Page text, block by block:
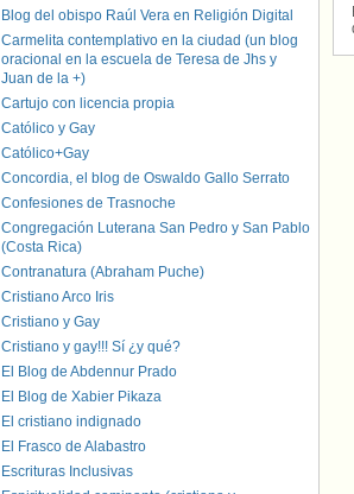
Blog del obispo Raúl Vera en Religión Digital
Carmelita contemplativo en la ciudad (un blog
oracional en la escuela de Teresa de Jhs y
Juan de la +)
Cartujo con licencia propia
Católico y Gay
Católico+Gay
Concordia, el blog de Oswaldo Gallo Serrato
Confesiones de Trasnoche
Congregación Luterana San Pedro y San Pablo
(Costa Rica)
Contranatura (Abraham Puche)
Cristiano Arco Iris
Cristiano y Gay
Cristiano y gay!!! Sí ¿y qué?
El Blog de Abdennur Prado
El Blog de Xabier Pikaza
El cristiano indignado
El Frasco de Alabastro
Escrituras Inclusivas